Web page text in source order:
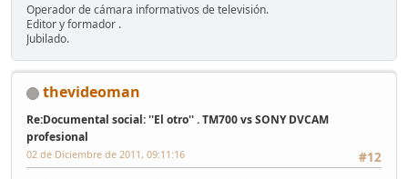
Operador de cámara informativos de televisión.
Editor y formador .
Jubilado.
thevideoman
Re:Documental social: ''El otro'' . TM700 vs SONY DVCAM
profesional
#12
02 de Diciembre de 2011, 09:11:16